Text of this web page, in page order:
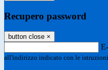
Recupero password
button close ×
all'indirizzo indicato con le istruzioni